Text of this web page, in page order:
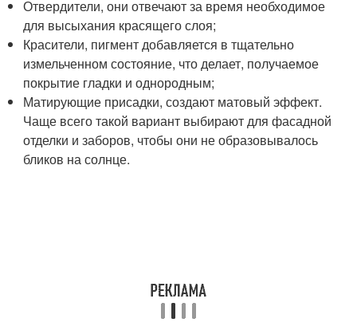
Отвердители, они отвечают за время необходимое
для высыхания красящего слоя;
Красители, пигмент добавляется в тщательно
измельченном состояние, что делает, получаемое
покрытие гладки и однородным;
Матирующие присадки, создают матовый эффект.
Чаще всего такой вариант выбирают для фасадной
отделки и заборов, чтобы они не образовывалось
бликов на солнце.